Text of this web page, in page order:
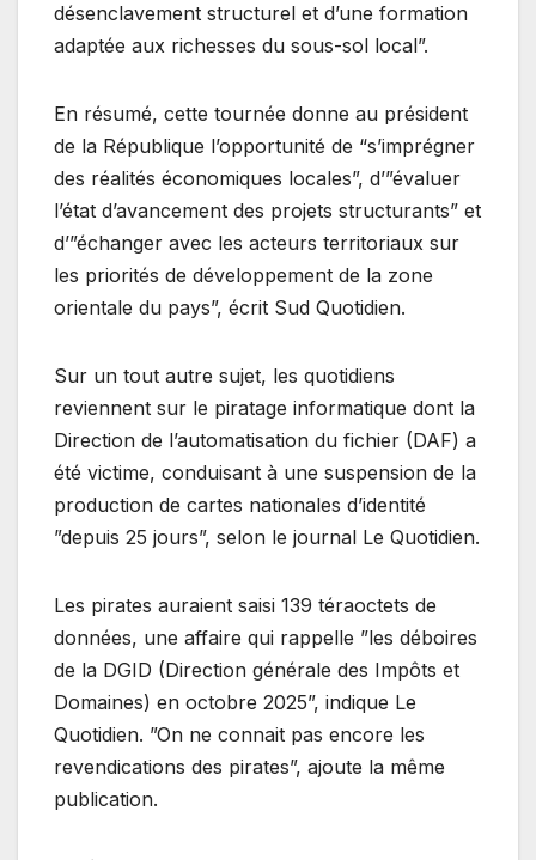
désenclavement structurel et d’une formation
adaptée aux richesses du sous-sol local”.
En résumé, cette tournée donne au président
de la République l’opportunité de “s’imprégner
des réalités économiques locales”, d’”évaluer
l’état d’avancement des projets structurants” et
d’”échanger avec les acteurs territoriaux sur
les priorités de développement de la zone
orientale du pays”, écrit Sud Quotidien.
Sur un tout autre sujet, les quotidiens
reviennent sur le piratage informatique dont la
Direction de l’automatisation du fichier (DAF) a
été victime, conduisant à une suspension de la
production de cartes nationales d’identité
”depuis 25 jours”, selon le journal Le Quotidien.
Les pirates auraient saisi 139 téraoctets de
données, une affaire qui rappelle ”les déboires
de la DGID (Direction générale des Impôts et
Domaines) en octobre 2025”, indique Le
Quotidien. ”On ne connait pas encore les
revendications des pirates”, ajoute la même
publication.